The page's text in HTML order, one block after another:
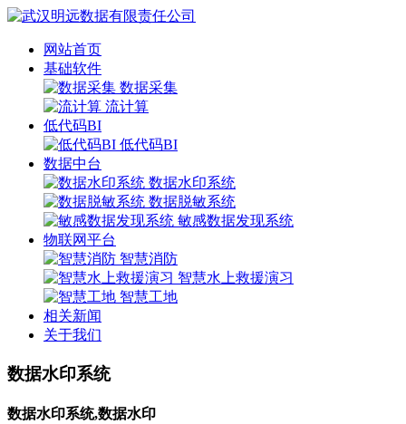
网站首页
基础软件
数据采集
流计算
低代码BI
低代码BI
数据中台
数据水印系统
数据脱敏系统
敏感数据发现系统
物联网平台
智慧消防
智慧水上救援演习
智慧工地
相关新闻
关于我们
数据水印系统
数据水印系统,数据水印